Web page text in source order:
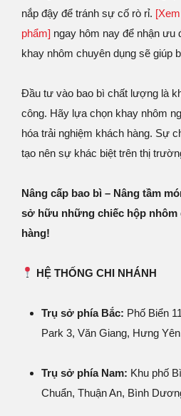
nắp đậy để tránh sự cố rò rỉ.
phẩm] ngay hôm nay để nhận ưu
khay nhôm chuyên dụng sẽ giúp
Đầu tư vào bao bì chất lượng là
công. Hãy lựa chọn khay nhôm
hóa trải nghiệm khách hàng. Sự
tạo nên sự khác biệt trên thị
Nâng cấp bao bì – Nâng tầm
sở hữu những chiếc hộp nhôm
hàng!
HỆ THỐNG CHI NHÁNH
Trụ sở phía Bắc: Phố Biển
Park 3, Văn Giang, Hưng
Trụ sở phía Nam: Khu phố
Chuẩn, Thuận An, Bình